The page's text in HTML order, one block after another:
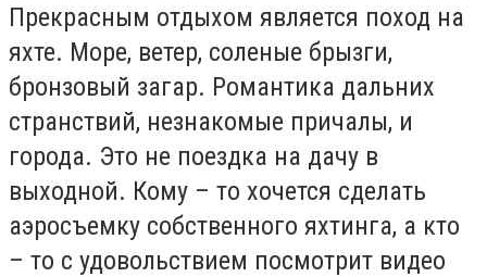
Прекрасным отдыхом является поход на
яхте. Море, ветер, соленые брызги,
бронзовый загар. Романтика дальних
странствий, незнакомые причалы, и
города. Это не поездка на дачу в
выходной. Кому – то хочется сделать
аэросъемку собственного яхтинга, а кто
– то с удовольствием посмотрит видео